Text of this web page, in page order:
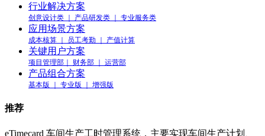
行业解决方案
创意设计类 ｜ 产品研发类 ｜ 专业服务类
应用场景方案
成本核算 ｜ 员工考勤 ｜ 产值计算
关键用户方案
项目管理部｜ 财务部 ｜ 运营部
产品组合方案
基本版 ｜ 专业版 ｜ 增强版
推荐
eTimecard 车间生产工时管理系统，主要实现车间生产计划、